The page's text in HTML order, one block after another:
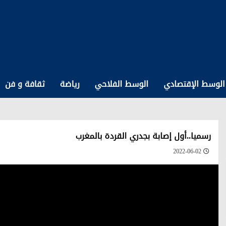
الوسط الإقتصادي الوسط الفلاحي رياضة ثقافة و فن
رسميا..أول إصابة بجدري القردة بالمغرب
2022-06-02